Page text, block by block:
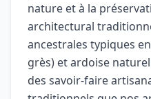
nature et à la
architectural
ancestrales typiques
grès) et ardoise
des savoir-faire